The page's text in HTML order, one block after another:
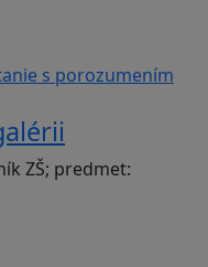
s porozumením
ZŠ; predmet: